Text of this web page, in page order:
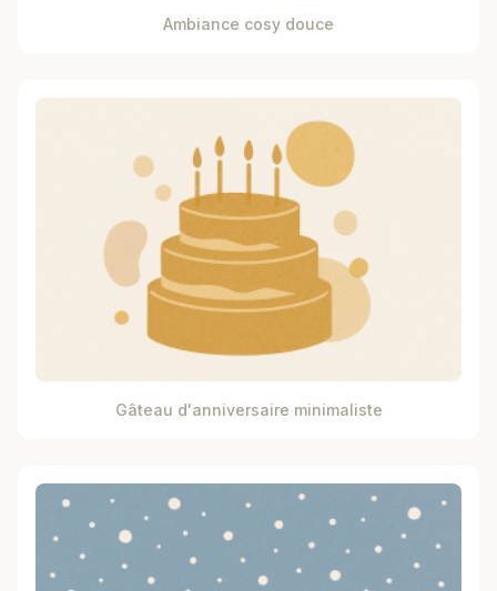
Ambiance cosy douce
Gâteau d'anniversaire minimaliste